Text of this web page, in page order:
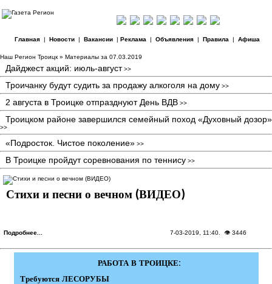
Главная| Новости| Вакансии| Реклама | Объявления| Правила | Афиша
Наш Регион Троицк » Материалы за 07.03.2019
Дайджест акций: июль-август>>
Троичанку будут судить за продажу алкоголя на дому >>
2 августа в Троицке отпразднуют День ВДВ >>
Троицком районе завершился семейный поход «Духовный дозор»
>>
«Подросток. Чистое поколение» >>
В Троицке пройдут соревнования по теннису >>
Стихи и песни о вечном (ВИДЕО)
Подробнее... 7-03-2019, 11:40 . 👁 3446
РАБОТА В ТРОИЦКЕ:
Требуются ЛЕСОРУБЫ